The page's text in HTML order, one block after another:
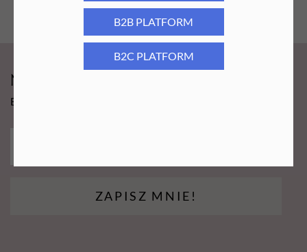
B2B PLATFORM
B2C PLATFORM
Newsy Aba Group!
Bądź na bieżąco i łap promocję tylko dla subskrybentów!
ZAPISZ MNIE!